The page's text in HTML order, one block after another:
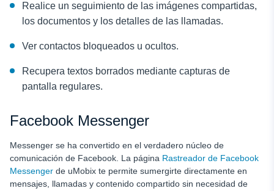
Realice un seguimiento de las imágenes compartidas,
los documentos y los detalles de las llamadas.
Ver contactos bloqueados u ocultos.
Recupera textos borrados mediante capturas de
pantalla regulares.
Facebook Messenger
Messenger se ha convertido en el verdadero núcleo de
comunicación de Facebook. La página Rastreador de Facebook
Messenger de uMobix te permite sumergirte directamente en
mensajes, llamadas y contenido compartido sin necesidad de